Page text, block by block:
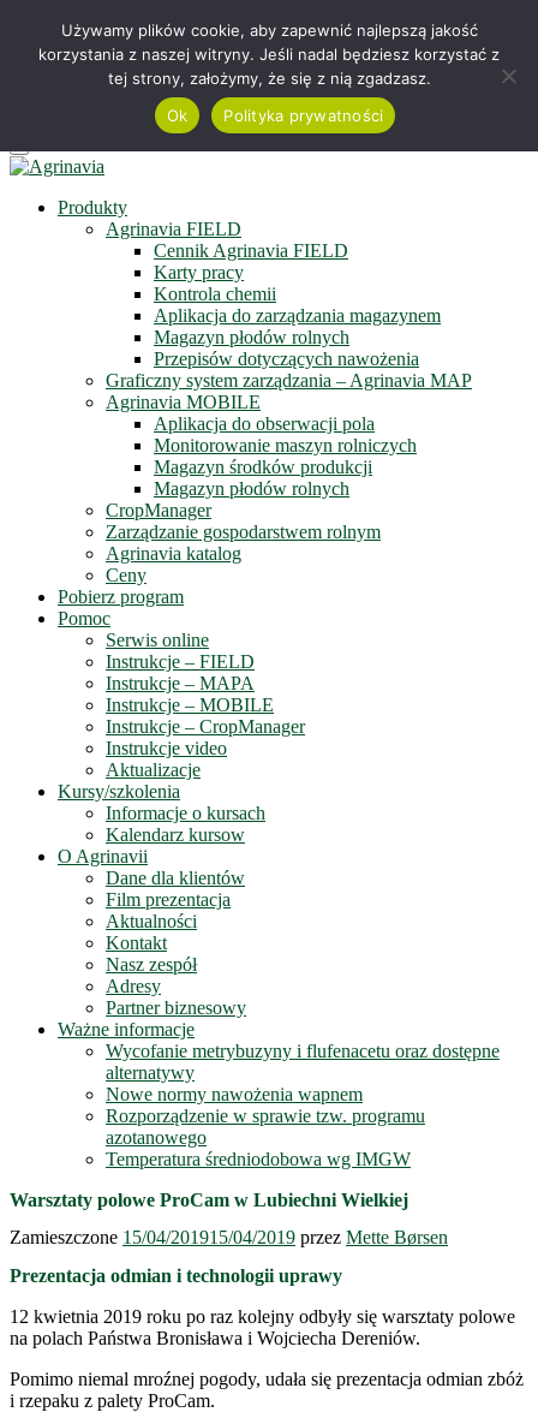
Telefon +48 515 230 958
Serwis online
Zapisz się do newslettera
Obejrzyj film
Menu
Produkty
Agrinavia FIELD
Cennik Agrinavia FIELD
Karty pracy
Kontrola chemii
Aplikacja do zarządzania magazynem
Magazyn płodów rolnych
Przepisów dotyczących nawożenia
Graficzny system zarządzania – Agrinavia MAP
Agrinavia MOBILE
Aplikacja do obserwacji pola
Monitorowanie maszyn rolniczych
Magazyn środków produkcji
Magazyn płodów rolnych
CropManager
Zarządzanie gospodarstwem rolnym
Agrinavia katalog
Ceny
Pobierz program
Pomoc
Serwis online
Instrukcje – FIELD
Instrukcje – MAPA
Instrukcje – MOBILE
Instrukcje – CropManager
Instrukcje video
Aktualizacje
Kursy/szkolenia
Informacje o kursach
Kalendarz kursow
O Agrinavii
Dane dla klientów
Film prezentacja
Aktualności
Kontakt
Nasz zespół
Adresy
Partner biznesowy
Ważne informacje
Wycofanie metrybuzyny i flufenacetu oraz dostępne
alternatywy
Nowe normy nawożenia wapnem
Rozporządzenie w sprawie tzw. programu
azotanowego
Temperatura średniodobowa wg IMGW
Warsztaty polowe ProCam w Lubiechni Wielkiej
Zamieszczone 15/04/201915/04/2019 przez Mette Børsen
Prezentacja odmian i technologii uprawy
12 kwietnia 2019 roku po raz kolejny odbyły się warsztaty polowe
na polach Państwa Bronisława i Wojciecha Dereniów.
Pomimo niemal mroźnej pogody, udała się prezentacja odmian zbóż
i rzepaku z palety ProCam.
Używamy plików cookie, aby zapewnić najlepszą jakość
korzystania z naszej witryny. Jeśli nadal będziesz korzystać z
tej strony, założymy, że się z nią zgadzasz.
Ok
Polityka prywatności